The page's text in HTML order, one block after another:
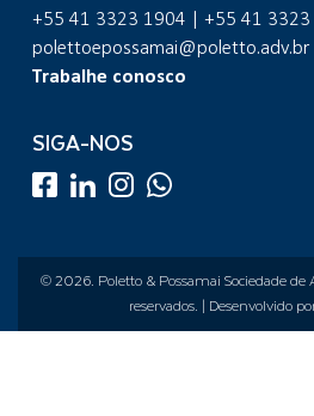
+55 41 3323 1904 | +55 41
polettoepossamai@poletto.adv.br
Trabalhe conosco
SIGA-NOS
© 2026. Poletto & Possamai Sociedade de
reservados. | Desenvolvido